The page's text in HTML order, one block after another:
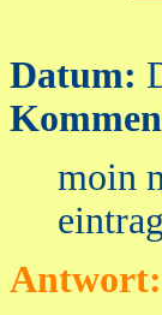
Datum:
moin
Antwort: